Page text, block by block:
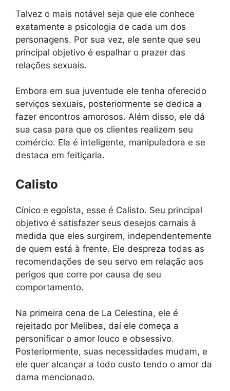
Talvez o mais notável seja que ele conhece
exatamente a psicologia de cada um dos
personagens. Por sua vez, ele sente que seu
principal objetivo é espalhar o prazer das
relações sexuais.
Embora em sua juventude ele tenha oferecido
serviços sexuais, posteriormente se dedica a
fazer encontros amorosos. Além disso, ele dá
sua casa para que os clientes realizem seu
comércio. Ela é inteligente, manipuladora e se
destaca em feitiçaria.
Calisto
Cínico e egoísta, esse é Calisto. Seu principal
objetivo é satisfazer seus desejos carnais à
medida que eles surgirem, independentemente
de quem está à frente. Ele despreza todas as
recomendações de seu servo em relação aos
perigos que corre por causa de seu
comportamento.
Na primeira cena de La Celestina, ele é
rejeitado por Melibea, daí ele começa a
personificar o amor louco e obsessivo.
Posteriormente, suas necessidades mudam, e
ele quer alcançar a todo custo tendo o amor da
dama mencionado.